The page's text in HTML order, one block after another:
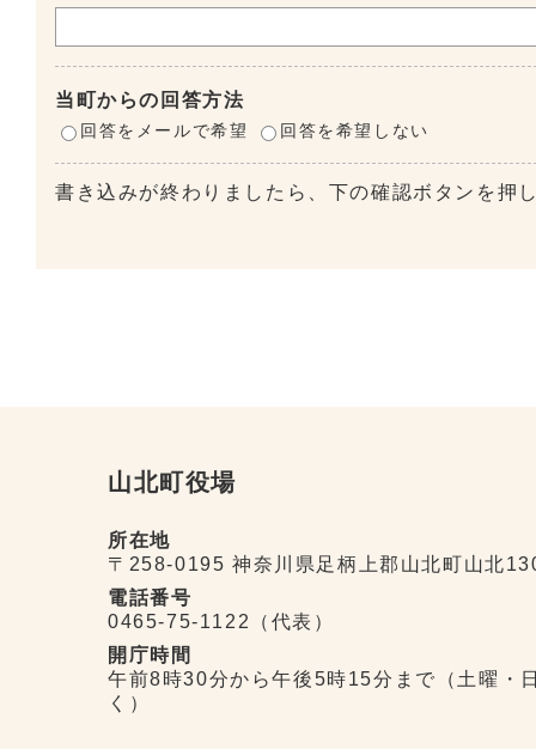
当町からの回答方法
回答をメールで希望 回答を希望しない
書き込みが終わりましたら、下の確認ボタンを押
山北町役場
所在地
〒258-0195 神奈川県足柄上郡山北町山北
電話番号
0465-75-1122（代表）
開庁時間
午前8時30分から午後5時15分まで（土曜・
く）